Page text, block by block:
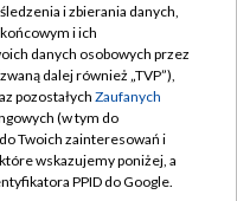
TVP
i zbierania danych,
i ich
danych osobowych przez
dalej również „TVP”),
pozostałych Zaufanych
(w tym do
Twoich zainteresowań i
wskazujemy poniżej, a
PPID do Google.